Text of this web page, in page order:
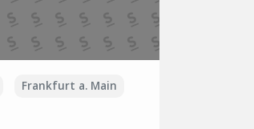
Frankfurt a. Main